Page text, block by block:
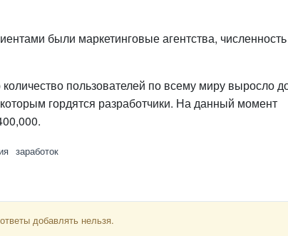
были маркетинговые агентства, численность
пользователей по всему миру выросло
гордятся разработчики. На данный момент
заработок
добавлять нельзя.